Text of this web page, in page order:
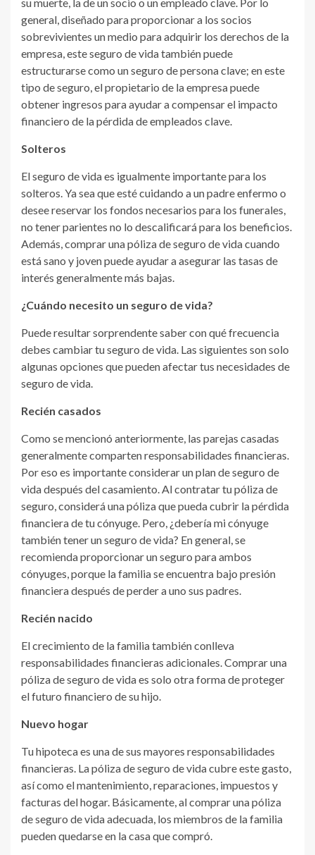
general, diseñado para proporcionar a los socios
sobrevivientes un medio para adquirir los derechos de la
empresa, este seguro de vida también puede
estructurarse como un seguro de persona clave; en este
tipo de seguro, el propietario de la empresa puede
obtener ingresos para ayudar a compensar el impacto
financiero de la pérdida de empleados clave.
Solteros
El seguro de vida es igualmente importante para los
solteros. Ya sea que esté cuidando a un padre enfermo o
desee reservar los fondos necesarios para los funerales,
no tener parientes no lo descalificará para los beneficios.
Además, comprar una póliza de seguro de vida cuando
está sano y joven puede ayudar a asegurar las tasas de
interés generalmente más bajas.
¿Cuándo necesito un seguro de vida?
Puede resultar sorprendente saber con qué frecuencia
debes cambiar tu seguro de vida. Las siguientes son solo
algunas opciones que pueden afectar tus necesidades de
seguro de vida.
Recién casados
Como se mencionó anteriormente, las parejas casadas
generalmente comparten responsabilidades financieras.
Por eso es importante considerar un plan de seguro de
vida después del casamiento. Al contratar tu póliza de
seguro, considerá una póliza que pueda cubrir la pérdida
financiera de tu cónyuge. Pero, ¿debería mi cónyuge
también tener un seguro de vida? En general, se
recomienda proporcionar un seguro para ambos
cónyuges, porque la familia se encuentra bajo presión
financiera después de perder a uno sus padres.
Recién nacido
El crecimiento de la familia también conlleva
responsabilidades financieras adicionales. Comprar una
póliza de seguro de vida es solo otra forma de proteger
el futuro financiero de su hijo.
Nuevo hogar
Tu hipoteca es una de sus mayores responsabilidades
financieras. La póliza de seguro de vida cubre este gasto,
así como el mantenimiento, reparaciones, impuestos y
facturas del hogar. Básicamente, al comprar una póliza
de seguro de vida adecuada, los miembros de la familia
pueden quedarse en la casa que compró.